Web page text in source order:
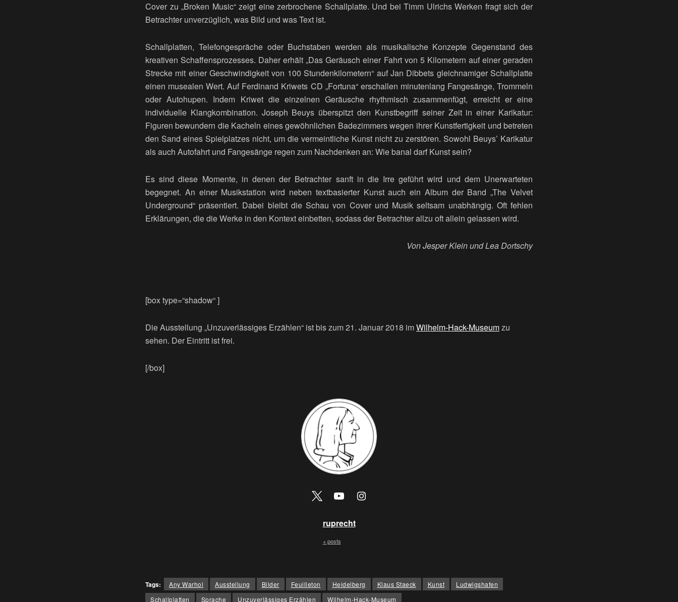
Cover zu „Broken Music“ zeigt eine zerbrochene Schallplatte. Und bei Timm Ulrichs Werken fragt sich der
Betrachter unverzüglich, was Bild und was Text ist.
Schallplatten, Telefongespräche oder Buchstaben werden als musikalische Konzepte Gegenstand des
kreativen Schaffensprozesses. Daher erhält „Das Geräusch einer Fahrt von 5 Kilometern auf einer geraden
Strecke mit einer Geschwindigkeit von 100 Stundenkilometern“ auf Jan Dibbets gleichnamiger Schallplatte
einen musealen Wert. Auf Ferdinand Kriwets CD „Fortuna“ erschallen minutenlang Fangesänge, Trommeln
oder Autohupen. Indem Kriwet die einzelnen Geräusche rhythmisch zusammenfügt, erreicht er eine
individuelle Klangkombination. Joseph Beuys überspitzt den Kunstbegriff seiner Zeit in einer Karikatur:
Figuren bewundern die Kacheln eines gewöhnlichen Badezimmers wegen ihrer Kunstfertigkeit und betreten
den Sand eines Spielplatzes nicht, um die vermeintliche Kunst nicht zu zerstören. Sowohl Beuys’ Karikatur
als auch Autofahrt und Fangesänge regen zum Nachdenken an: Wie banal darf Kunst sein?
Es sind diese Momente, in denen der Betrachter sanft in die Irre geführt wird und dem Unerwarteten
begegnet. An einer Musikstation wird neben textbasierter Kunst auch ein Album der Band „The Velvet
Underground“ präsentiert. Dabei bleibt die Schau von Cover und Musik seltsam unabhängig. Oft fehlen
Erklärungen, die die Werke in den Kontext einbetten, sodass der Betrachter allzu oft allein gelassen wird.
Von Jesper Klein und Lea Dortschy
[box type=“shadow“ ]
Die Ausstellung „Unzuverlässiges Erzählen“ ist bis zum 21. Januar 2018 imWilhelm-Hack-Museumzu
sehen. Der Eintritt ist frei.
[/box]
ruprecht
+ posts
Tags: Any Warhol Ausstellung Bilder Feuilleton Heidelberg Klaus Staeck Kunst
Ludwigshafen
Schallplatten
Sprache Unzuverlässiges Erzählen Wilhelm-Hack-Museum